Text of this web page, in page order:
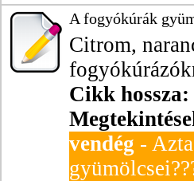
A fogyókúrák
Citrom,
Cikk hossza:
vendég -